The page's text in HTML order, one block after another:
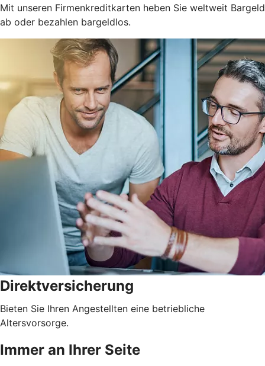
Mit unseren Firmenkreditkarten heben Sie weltweit Bargeld
ab oder bezahlen bargeldlos.
Direktversicherung
Bieten Sie Ihren Angestellten eine betriebliche
Altersvorsorge.
Immer an Ihrer Seite